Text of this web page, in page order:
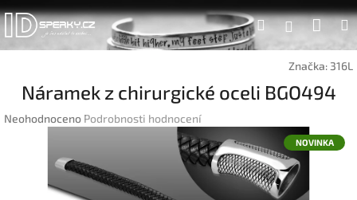
Přejít
na
obsah
Hledat
Značka: 316L
Náramek z chirurgické oceli BGO494
Průměrné
Neohodnoceno Podrobnosti hodnocení
NOVINKA